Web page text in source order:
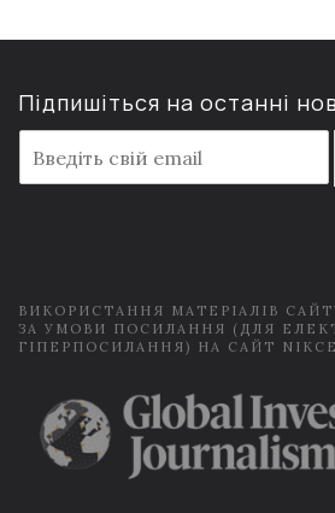
Підпишіться на останні
m
a
ВИКОРИСТАННЯ МАТЕРІАЛІВ
ЗА УМОВИ ПОСИЛАННЯ (ДЛЯ
ГІПЕРПОСИЛАННЯ) НА САЙТ